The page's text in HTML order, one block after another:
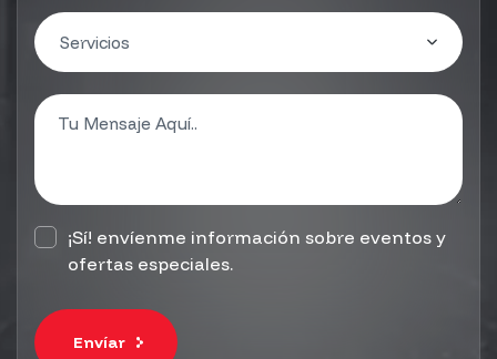
¡Sí! envíenme información sobre eventos y
ofertas especiales.
Envíar